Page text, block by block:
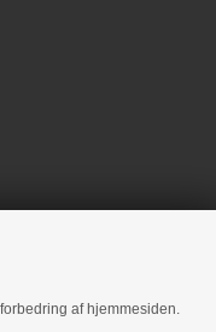
af hjemmesiden.